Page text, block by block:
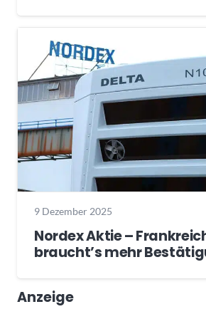
9 Dezember 2025
Nordex Aktie –
braucht’s mehr
Anzeige